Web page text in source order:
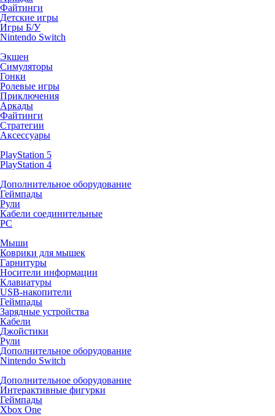
Файтинги
Детские игры
Игры Б/У
Nintendo Switch
Экшен
Симуляторы
Гонки
Ролевые игры
Приключения
Аркады
Файтинги
Стратегии
Аксессуары
PlayStation 5
PlayStation 4
Дополнительное оборудование
Геймпады
Рули
Кабели соединительные
PC
Мыши
Коврики для мышек
Гарнитуры
Носители информации
Клавиатуры
USB-накопители
Геймпады
Зарядные устройства
Кабели
Джойстики
Рули
Дополнительное оборудование
Nintendo Switch
Дополнительное оборудование
Интерактивные фигурки
Геймпады
Xbox One